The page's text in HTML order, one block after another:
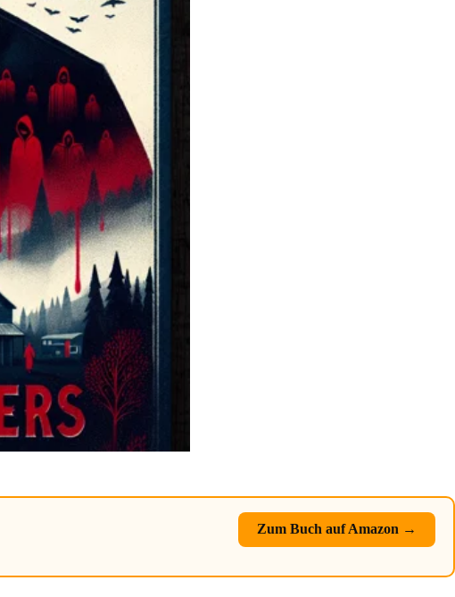
Zum Buch auf Amazon →